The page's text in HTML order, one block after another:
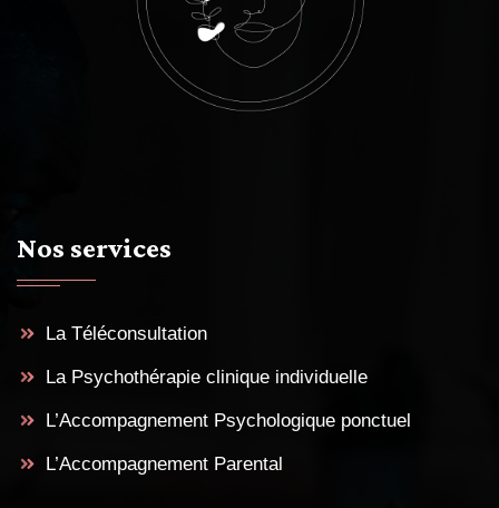
Nos services
La Téléconsultation
La Psychothérapie clinique individuelle
L’Accompagnement Psychologique ponctuel
L’Accompagnement Parental